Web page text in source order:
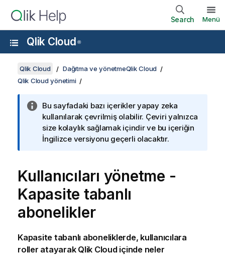
Search Menü
Qlik Cloud ®
Qlik Cloud
Dağıtma ve yönetmeQlik Cloud
Qlik Cloud yönetimi
Bu sayfadaki bazı içerikler yapay zeka
kullanılarak çevrilmiş olabilir. Çeviri yalnızca
size kolaylık sağlamak içindir ve bu içeriğin
İngilizce versiyonu geçerli olacaktır.
Kullanıcıları yönetme -
Kapasite tabanlı
abonelikler
Kapasite tabanlı aboneliklerde, kullanıcılara
roller atayarak Qlik Cloudiçinde neler